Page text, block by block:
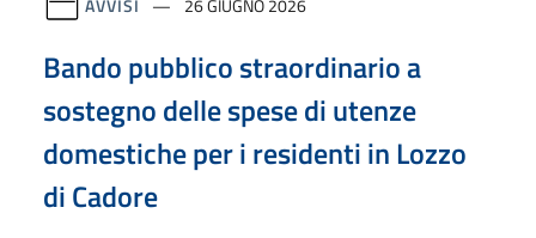
Bando pubblico straordinario a
sostegno delle spese di utenze
domestiche per i residenti in Lozzo
di Cadore